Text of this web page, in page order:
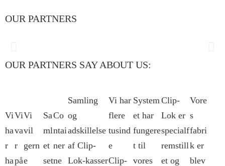
OUR PARTNERS
OUR PARTNERS SAY ABOUT US:
Vi
ha
r
ha
Vi
va
r
på
Vi
vil
gern
e
Sa
ml
et
set
Co
ntai
ner
ne
Samling
og
adskillelse
af Clip-
Lok-kasser
Vi har
flere
tusind
e
Clip-
System
et har
fungere
t til
vores
Clip-
Lok er
specialf
remstill
et og
Vore
s
fabri
k er
blev